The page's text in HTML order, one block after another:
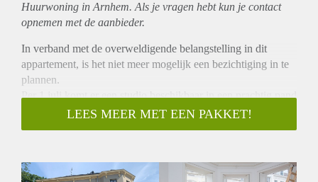
Huurwoning in Arnhem. Als je vragen hebt kun je contact
opnemen met de aanbieder.
In verband met de overweldigende belangstelling in dit
appartement, is het niet meer mogelijk een bezichtiging in te
plannen.
Per 1 juli komt er een studio beschikbaar in een prachtig pand
met een historisch verleden.
Dit is nog zichtbaar door de authentieke elementen zoals
ArtEZ en het centrum.
LEES MEER MET EEN PAKKET!